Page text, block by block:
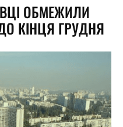
ОБМЕЖИЛИ
КІНЦЯ ГРУДНЯ